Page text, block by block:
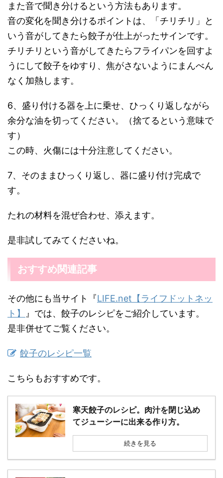
また音で聞き分けるという方法もあります。
音の変化を聞き分けるポイントは、「チリチリ」と
いう音がしてきたら餃子が仕上がったサインです。
チリチリという音がしてきたらフライパンを回すよ
うにして餃子をゆすり、焦がさないようにまんべん
なく加熱します。
6、盛り付ける器を上に乗せ、ひっくり返しながら
余分な油を切ってください。（捨てるという意味で
す）
この時、火傷には十分注意してください。
7、そのままひっくり返し、器に盛り付け完成で
す。
たれの材料を混ぜ合わせ、添えます。
是非試してみてくださいね。
おすすめ関連記事
その他にも当サイト『LIFE.net【ライフドットネッ
ト】
』では、餃子のレシピをご紹介しています。
是非併せてご覧ください。
餃子のレシピ一覧
こちらもおすすめです。
寒天餃子のレシピ。肉汁を閉じ込め
てジューシーに出来る作り方。
続きを見る